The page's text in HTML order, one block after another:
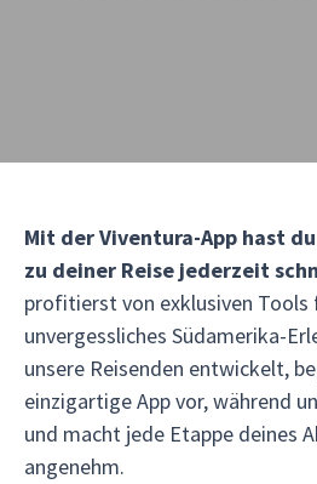
Mit der Viventura-App hast
zu deiner Reise jederzeit
profitierst von exklusiven Tools
unvergessliches Südamerika-
unsere Reisenden entwickelt,
einzigartige App vor, während
und macht jede Etappe deines
angenehm.